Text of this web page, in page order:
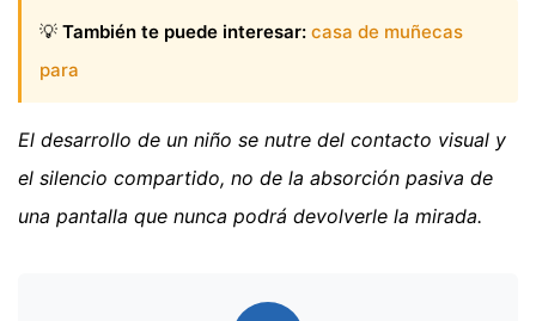
💡 También te puede interesar: casa de muñecas
para
El desarrollo de un niño se nutre del contacto visual y
el silencio compartido, no de la absorción pasiva de
una pantalla que nunca podrá devolverle la mirada.